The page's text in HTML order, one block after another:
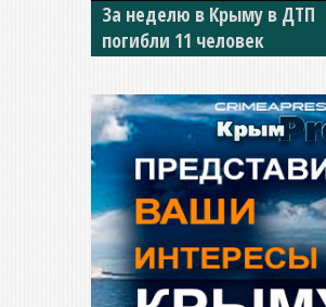
В Джанкое водитель ВАЗа
сбил двух детей на «зебре»